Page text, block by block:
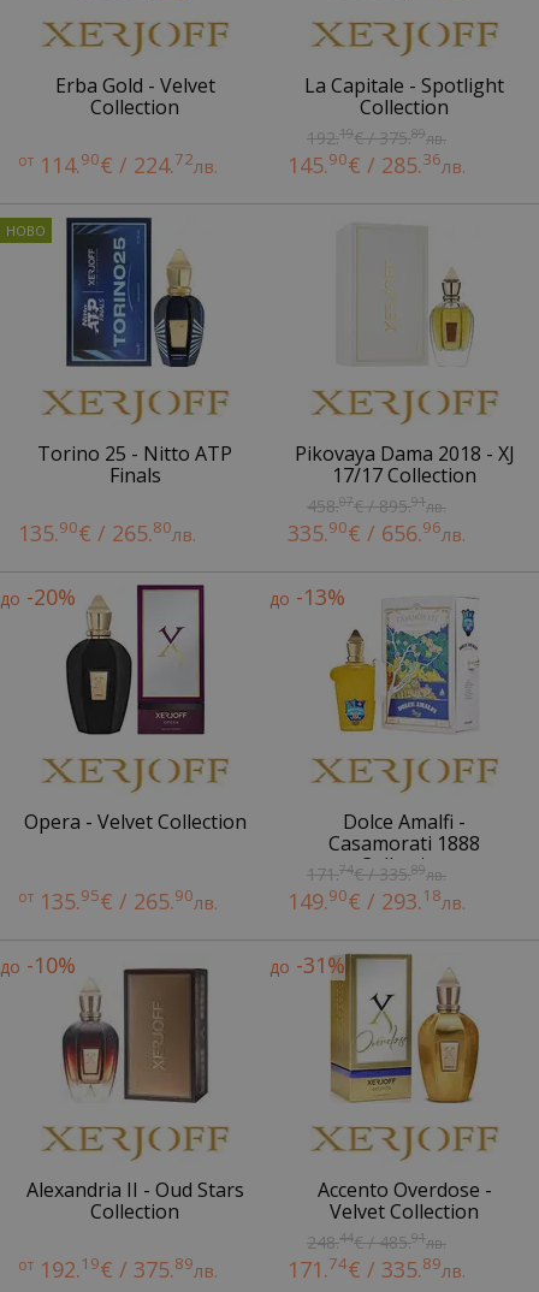
Erba Gold - Velvet
Collection
от 114.90€ / 224.72лв.
La Capitale - Spotlight
Collection
192.19€ / 375.89лв.
145.90€ / 285.36лв.
Torino 25 - Nitto ATP
Finals
135.90€ / 265.80лв.
Pikovaya Dama 2018 - XJ
17/17 Collection
458.07€ / 895.91лв.
335.90€ / 656.96лв.
до -20%
Opera - Velvet Collection
от 135.95€ / 265.90лв.
до -13%
Dolce Amalfi -
Casamorati 1888
Collection
171.74€ / 335.89лв.
149.90€ / 293.18лв.
до -10%
Alexandria II - Oud Stars
Collection
от 192.19€ / 375.89лв.
до -31%
Accento Overdose -
Velvet Collection
248.44€ / 485.91лв.
171.74€ / 335.89лв.